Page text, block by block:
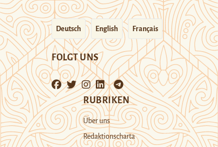
Deutsch English Français
FOLGT UNS
RUBRIKEN
Über uns
Redaktionscharta